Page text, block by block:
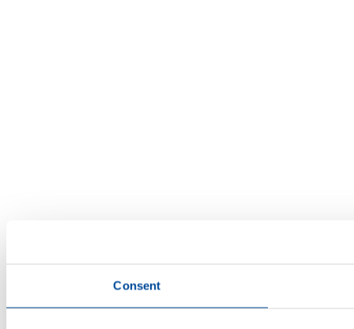
Consent